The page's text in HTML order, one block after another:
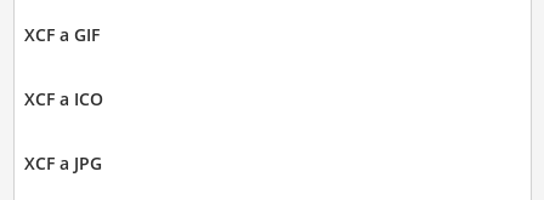
XCF a GIF
XCF a ICO
XCF a JPG